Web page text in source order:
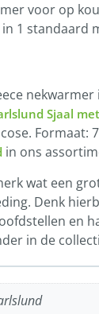
voor op
1 standaard
Sjaal
in ons
wat een
Denk
en
in de